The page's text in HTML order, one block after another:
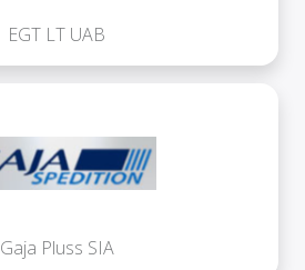
EGT LT UAB
Gaja Pluss SIA